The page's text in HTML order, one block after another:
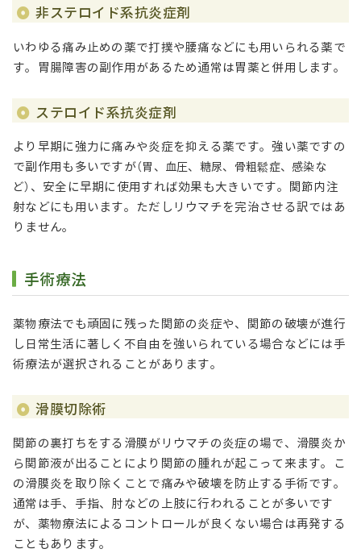
非ステロイド系抗炎症剤
いわゆる痛み止めの薬で打撲や腰痛などにも用いられる薬で
す。胃腸障害の副作用があるため通常は胃薬と併用します。
ステロイド系抗炎症剤
より早期に強力に痛みや炎症を抑える薬です。強い薬ですの
で副作用も多いですが（胃、血圧、糖尿、骨粗鬆症、感染な
ど） 、安全に早期に使用すれば効果も大きいです。関節内注
射などにも用います。ただしリウマチを完治させる訳ではあ
りません。
手術療法
薬物療法でも頑固に残った関節の炎症や、関節の破壊が進行
し日常生活に著しく不自由を強いられている場合などには手
術療法が選択されることがあります。
滑膜切除術
関節の裏打ちをする滑膜がリウマチの炎症の場で、滑膜炎か
ら関節液が出ることにより関節の腫れが起こって来ます。こ
の滑膜炎を取り除くことで痛みや破壊を防止する手術です。
通常は手、手指、肘などの上肢に行われることが多いです
が、薬物療法によるコントロールが良くない場合は再発する
こともあります。